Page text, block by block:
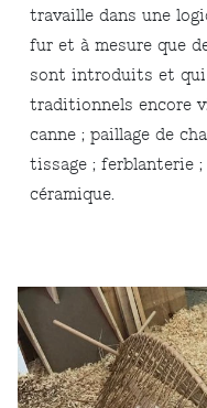
travaille dans une
fur et à mesure que
sont introduits et qui
traditionnels encore
canne ; paillage de
tissage ; ferblanterie
céramique.